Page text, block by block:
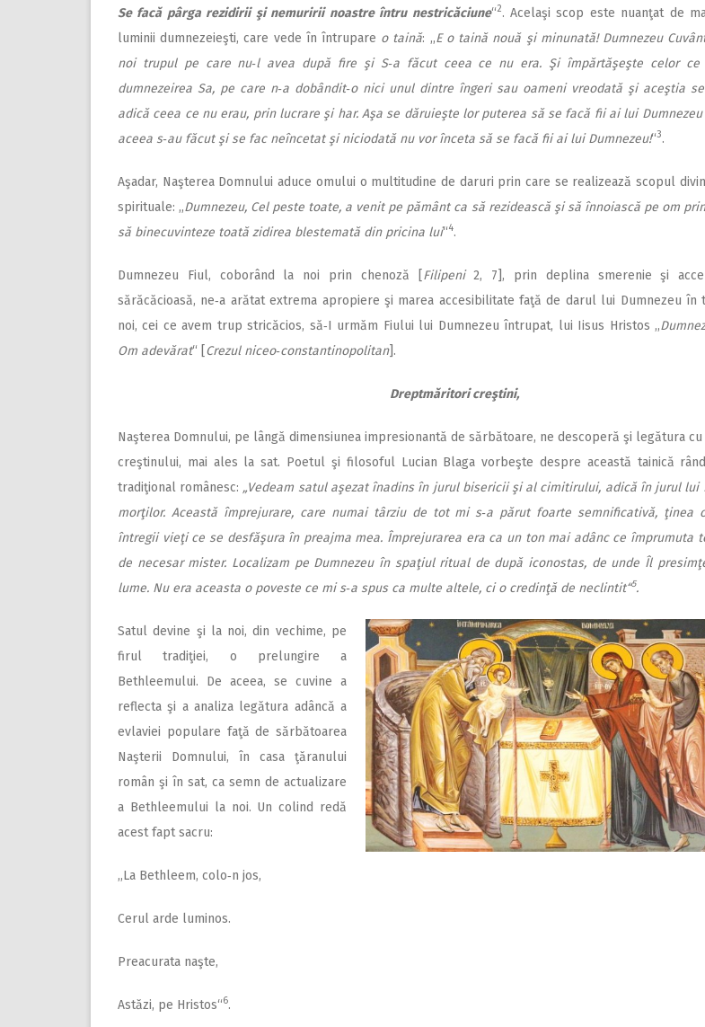
Se facă pârga rezidirii şi nemuririi noastre întru nestricăciune“2. Acelaşi scop este nuanţat de
luminii dumnezeieşti, care vede în întrupare o taină: ,,E o taină nouă şi minunată! Dumnezeu
noi trupul pe care nu‑l avea după fire şi S‑a făcut ceea ce nu era. Şi împărtăşeşte celor
dumnezeirea Sa, pe care n‑a dobândit‑o nici unul dintre îngeri sau oameni vreodată şi aceştia
adică ceea ce nu erau, prin lucrare şi har. Aşa se dăruieşte lor puterea să se facă fii ai lui Dumnezeu
aceea s‑au făcut şi se fac neîncetat şi niciodată nu vor înceta să se facă fii ai lui Dumnezeu!“3.
Aşadar, Naşterea Domnului aduce omului o multitudine de daruri prin care se realizează scopul
spirituale: ,,Dumnezeu, Cel peste toate, a venit pe pământ ca să rezidească şi să înnoiască pe om
să binecuvinteze toată zidirea blestemată din pricina lui“4.
Dumnezeu Fiul, coborând la noi prin chenoză [ Filipeni2, 7], prin deplina smerenie şi
sărăcăcioasă, ne‑a arătat extrema apropiere şi marea accesibilitate faţă de darul lui Dumnezeu
noi, cei ce avem trup stricăcios, să‑I urmăm Fiului lui Dumnezeu întrupat, lui Iisus Hristos ,,
Om adevărat“ [ Crezul niceo‑constantinopolitan].
Dreptmăritori creştini,
Naşterea Domnului, pe lângă dimensiunea impresionantă de sărbătoare, ne descoperă şi legătura
creştinului, mai ales la sat. Poetul şi filosoful Lucian Blaga vorbeşte despre această tainică
tradiţional românesc: „Vedeam satul aşezat înadins în jurul bisericii şi al cimitirului, adică în jurul lui
morţilor. Această împrejurare, care numai târziu de tot mi s‑a părut foarte semnificativă, ţinea
întregii vieţi ce se desfăşura în preajma mea. Împrejurarea era ca un ton mai adânc ce împrumuta
de necesar mister. Localizam pe Dumnezeu în spaţiul ritual de după iconostas, de unde Îl
lume. Nu era aceasta o poveste ce mi s‑a spus ca multe altele, ci o credinţă de neclintit“5.
Satul devine şi la noi, din vechime, pe
firul tradiţiei, o prelungire a
Bethleemului. De aceea, se cuvine a
reflecta şi a analiza legătura adâncă a
evlaviei populare faţă de sărbătoarea
Naşterii Domnului, în casa ţăranului
român şi în sat, ca semn de actualizare
a Bethleemului la noi. Un colind redă
acest fapt sacru:
,,La Bethleem, colo‑n jos,
Cerul arde luminos.
Preacurata naşte,
Astăzi, pe Hristos“6.